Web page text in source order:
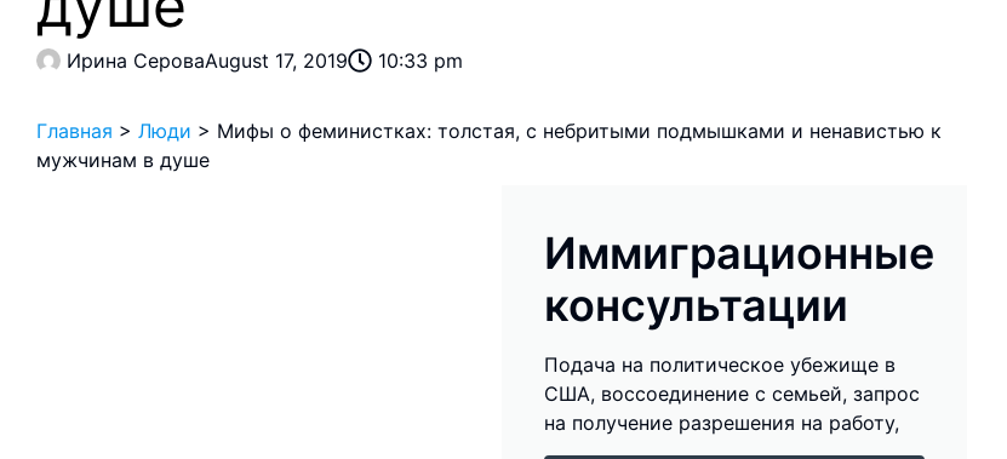
Ирина СероваAugust 17, 2019 10:33 pm
Главная > Люди > Мифы о феминистках: толстая, с небритыми подмышками и ненавистью к
мужчинам в душе
Иммиграционные
консультации
Подача на политическое убежище в
США, воссоединение с семьей, запрос
на получение разрешения на работу,